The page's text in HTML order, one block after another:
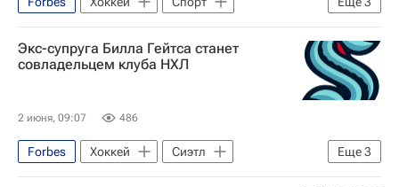
Гэри Беттмэн
Питтсбург Пингвинз
Национальная хоккейная лига (НХЛ)
Экс-супруга Билла Гейтса станет
совладельцем клуба НХЛ
2 июня, 09:07 486
Еще3
Forbes Хоккей
Сиэтл
Билл Гейтс
Сиэтл Кракен